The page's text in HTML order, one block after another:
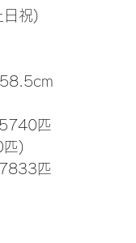
日祝)
匹
匹)
匹